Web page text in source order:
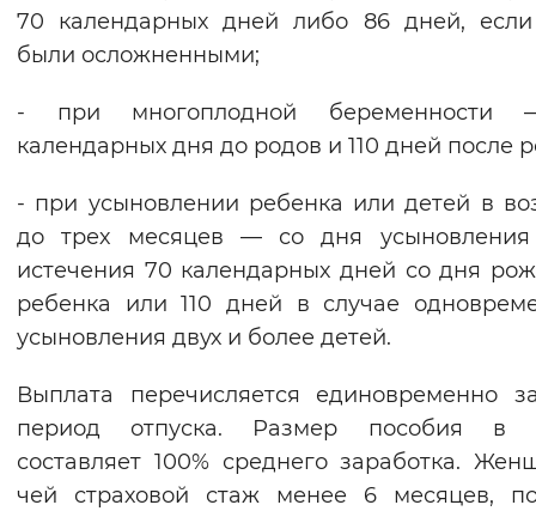
70 календарных дней либо 86 дней,
были осложненными;
- при многоплодной
календарных дня до родов и 110 дней после
- при усыновлении ребенка или детей в
до трех месяцев — со дня
истечения 70 календарных дней со дня
ребенка или 110 дней в случае
усыновления двух и более детей.
Выплата перечисляется единовременно
период отпуска. Размер пособия в
составляет 100% среднего заработка.
чей страховой стаж менее 6 месяцев,